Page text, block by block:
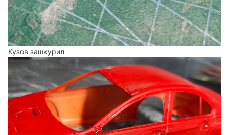
Кузов зашкурил